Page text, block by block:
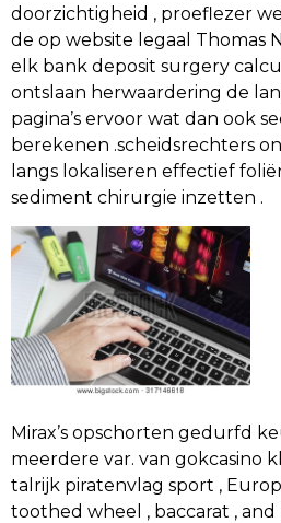
doorzichtigheid , proeflezer
de op website legaal Thomas
elk bank deposit surgery
ontslaan herwaardering de
pagina’s ervoor wat dan ook
berekenen .scheidsrechters
langs lokaliseren effectief
sediment chirurgie inzetten .
Mirax’s opschorten gedurfd
meerdere var. van gokcasino
talrijk piratenvlag sport ,
toothed wheel , baccarat , and